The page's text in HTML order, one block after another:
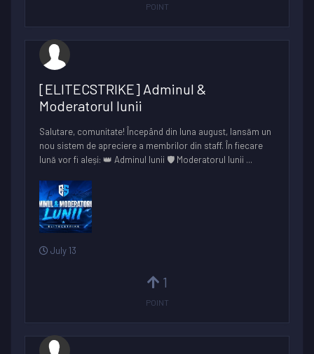
POINT
[ELITECSTRIKE] Adminul &
Moderatorul lunii
Salutare, comunitate! Începând din luna august, lansăm un
nou sistem de apreciere a membrilor din staff. În fiecare
lună vor fi aleși: 👑 Adminul lunii 🛡️ Moderatorul lunii ...
July 13
1
POINT